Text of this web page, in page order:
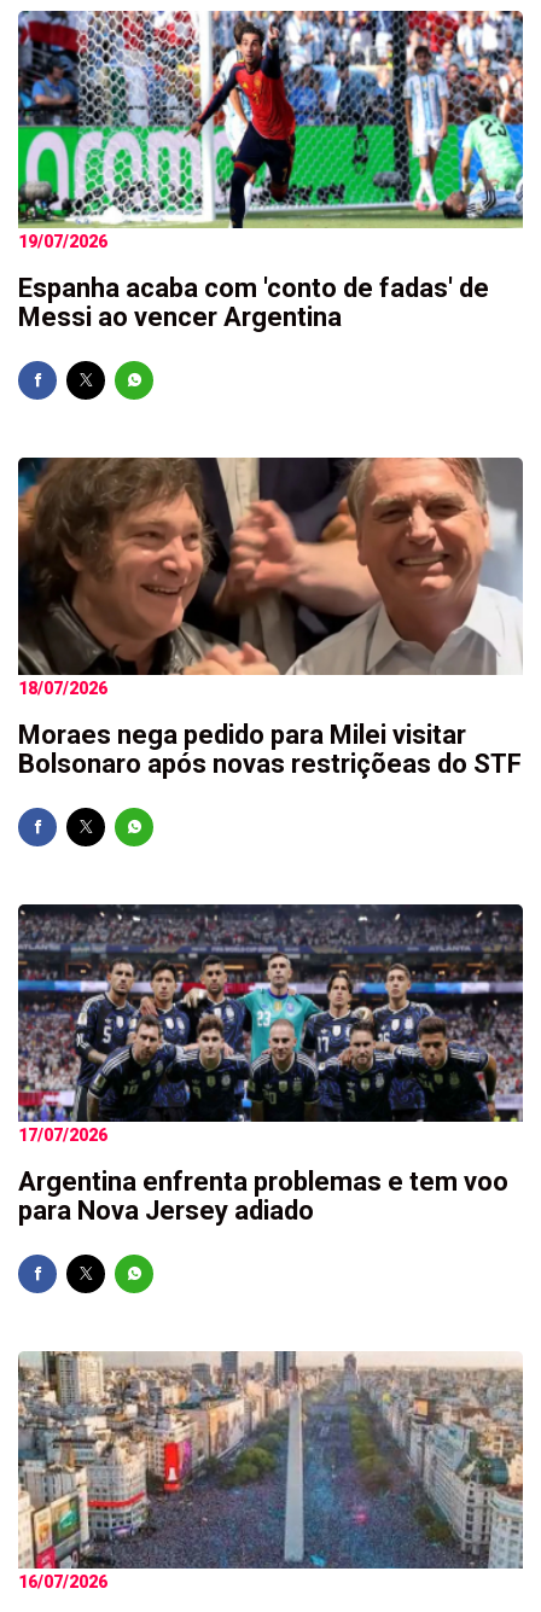
19/07/2026
Espanha acaba com 'conto de fadas' de
Messi ao vencer Argentina
18/07/2026
Moraes nega pedido para Milei visitar
Bolsonaro após novas restriçõeas do STF
17/07/2026
Argentina enfrenta problemas e tem voo
para Nova Jersey adiado
16/07/2026